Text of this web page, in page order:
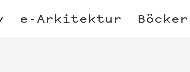
e-Arkitektur Böcker